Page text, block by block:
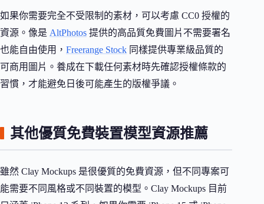
如果你需要完全不受限制的素材，可以考慮 CC0 授權的
資源。像是 AltPhotos 提供的高品質免費圖片不需要署名
也能自由使用， Freerange Stock 同樣提供專業級品質的
可商用圖片。養成在下載任何素材時先確認授權條款的
習慣，才能避免日後可能產生的版權爭議。
其他優質免費裝置模型資源推薦
雖然 Clay Mockups 是很優質的免費資源，但不同專案可
能需要不同風格或不同裝置的模型。Clay Mockups 目前